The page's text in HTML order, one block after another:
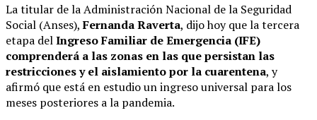
La titular de la Administración Nacional de la Seguridad
Social (Anses),Fernanda Raverta, dijo hoy que la tercera
etapa delIngreso Familiar de Emergencia (IFE)
comprenderá a las zonas en las que persistan las
restricciones y el aislamiento por la cuarentena, y
afirmó que está en estudio un ingreso universal para los
meses posteriores a la pandemia.